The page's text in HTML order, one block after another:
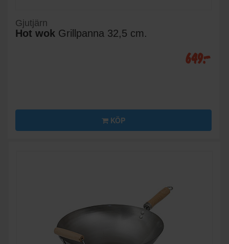
Gjutjärn
Hot wok Grillpanna 32,5 cm.
649:-
KÖP